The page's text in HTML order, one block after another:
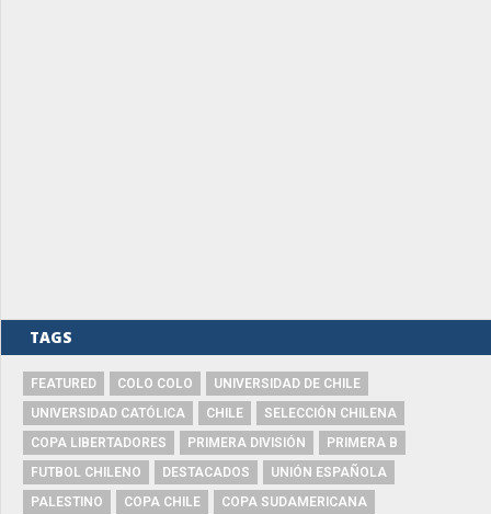
TAGS
FEATURED COLO COLO
UNIVERSIDAD DE CHILE
UNIVERSIDAD CATÓLICA
CHILE
SELECCIÓN CHILENA
COPA LIBERTADORES
PRIMERA DIVISIÓN
PRIMERA B
FUTBOL CHILENO
DESTACADOS
UNIÓN ESPAÑOLA
PALESTINO
COPA CHILE
COPA SUDAMERICANA